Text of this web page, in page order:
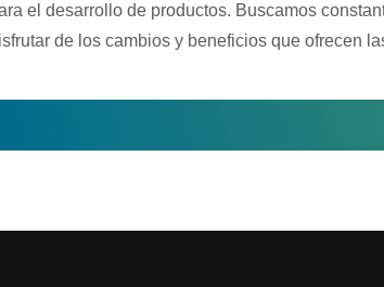
el desarrollo de productos. Buscamos
de los cambios y beneficios que ofrecen